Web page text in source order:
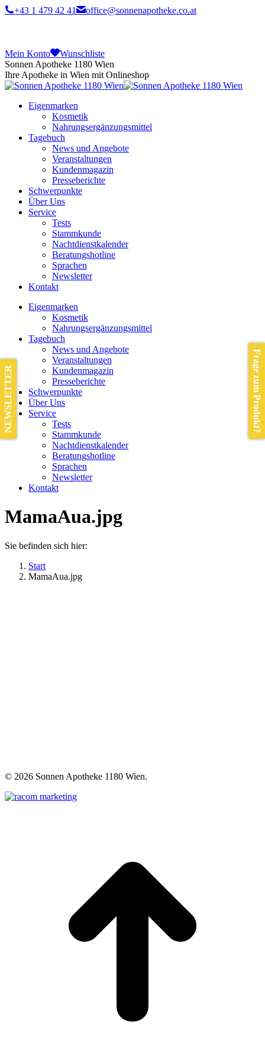
+43 1 479 42 41 office@sonnenapotheke.co.at
Mein Konto
Wunschliste
Sonnen Apotheke 1180 Wien
Ihre Apotheke in Wien mit Onlineshop
Eigenmarken
Kosmetik
Nahrungsergänzungsmittel
Tagebuch
News und Angebote
Veranstaltungen
Kundenmagazin
Presseberichte
Schwerpunkte
Über Uns
Service
Tests
Stammkunde
Nachtdienstkalender
Beratungshotline
Sprachen
Newsletter
Kontakt
Eigenmarken
Kosmetik
Nahrungsergänzungsmittel
Tagebuch
News und Angebote
Veranstaltungen
Kundenmagazin
Presseberichte
Schwerpunkte
Über Uns
Service
Tests
Stammkunde
Nachtdienstkalender
Beratungshotline
Sprachen
Newsletter
Kontakt
MamaAua.jpg
Sie befinden sich hier:
Start
MamaAua.jpg
© 2026 Sonnen Apotheke 1180 Wien.
Frage zum Produkt?
NEWSLETTER